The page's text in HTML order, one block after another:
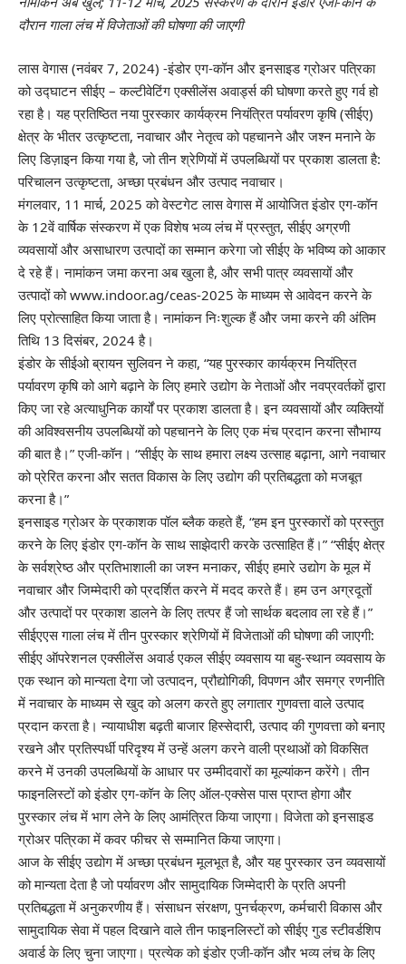
दौरान गाला लंच में विजेताओं की घोषणा की जाएगी
लास वेगास (नवंबर 7, 2024) -इंडोर एग-कॉन और इनसाइड ग्रोअर पत्रिका
को उद्घाटन सीईए – कल्टीवेटिंग एक्सीलेंस अवार्ड्स की घोषणा करते हुए गर्व हो
रहा है। यह प्रतिष्ठित नया पुरस्कार कार्यक्रम नियंत्रित पर्यावरण कृषि (सीईए)
क्षेत्र के भीतर उत्कृष्टता, नवाचार और नेतृत्व को पहचानने और जश्न मनाने के
लिए डिज़ाइन किया गया है, जो तीन श्रेणियों में उपलब्धियों पर प्रकाश डालता है:
परिचालन उत्कृष्टता, अच्छा प्रबंधन और उत्पाद नवाचार।
मंगलवार, 11 मार्च, 2025 को वेस्टगेट लास वेगास में आयोजित इंडोर एग-कॉन
के 12वें वार्षिक संस्करण में एक विशेष भव्य लंच में प्रस्तुत, सीईए अग्रणी
व्यवसायों और असाधारण उत्पादों का सम्मान करेगा जो सीईए के भविष्य को आकार
दे रहे हैं। नामांकन जमा करना अब खुला है, और सभी पात्र व्यवसायों और
उत्पादों को www.indoor.ag/ceas-2025 के माध्यम से आवेदन करने के
लिए प्रोत्साहित किया जाता है। नामांकन निःशुल्क हैं और जमा करने की अंतिम
तिथि 13 दिसंबर, 2024 है।
इंडोर के सीईओ ब्रायन सुलिवन ने कहा, “यह पुरस्कार कार्यक्रम नियंत्रित
पर्यावरण कृषि को आगे बढ़ाने के लिए हमारे उद्योग के नेताओं और नवप्रवर्तकों द्वारा
किए जा रहे अत्याधुनिक कार्यों पर प्रकाश डालता है। इन व्यवसायों और व्यक्तियों
की अविश्वसनीय उपलब्धियों को पहचानने के लिए एक मंच प्रदान करना सौभाग्य
की बात है।” एजी-कॉन। “सीईए के साथ हमारा लक्ष्य उत्साह बढ़ाना, आगे नवाचार
को प्रेरित करना और सतत विकास के लिए उद्योग की प्रतिबद्धता को मजबूत
करना है।”
इनसाइड ग्रोअर के प्रकाशक पॉल ब्लैक कहते हैं, “हम इन पुरस्कारों को प्रस्तुत
करने के लिए इंडोर एग-कॉन के साथ साझेदारी करके उत्साहित हैं।” “सीईए क्षेत्र
के सर्वश्रेष्ठ और प्रतिभाशाली का जश्न मनाकर, सीईए हमारे उद्योग के मूल में
नवाचार और जिम्मेदारी को प्रदर्शित करने में मदद करते हैं। हम उन अग्रदूतों
और उत्पादों पर प्रकाश डालने के लिए तत्पर हैं जो सार्थक बदलाव ला रहे हैं।”
सीईएएस गाला लंच में तीन पुरस्कार श्रेणियों में विजेताओं की घोषणा की जाएगी:
सीईए ऑपरेशनल एक्सीलेंस अवार्ड एकल सीईए व्यवसाय या बहु-स्थान व्यवसाय के
एक स्थान को मान्यता देगा जो उत्पादन, प्रौद्योगिकी, विपणन और समग्र रणनीति
में नवाचार के माध्यम से खुद को अलग करते हुए लगातार गुणवत्ता वाले उत्पाद
प्रदान करता है। न्यायाधीश बढ़ती बाजार हिस्सेदारी, उत्पाद की गुणवत्ता को बनाए
रखने और प्रतिस्पर्धी परिदृश्य में उन्हें अलग करने वाली प्रथाओं को विकसित
करने में उनकी उपलब्धियों के आधार पर उम्मीदवारों का मूल्यांकन करेंगे। तीन
फाइनलिस्टों को इंडोर एग-कॉन के लिए ऑल-एक्सेस पास प्राप्त होगा और
पुरस्कार लंच में भाग लेने के लिए आमंत्रित किया जाएगा। विजेता को इनसाइड
ग्रोअर पत्रिका में कवर फीचर से सम्मानित किया जाएगा।
आज के सीईए उद्योग में अच्छा प्रबंधन मूलभूत है, और यह पुरस्कार उन व्यवसायों
को मान्यता देता है जो पर्यावरण और सामुदायिक जिम्मेदारी के प्रति अपनी
प्रतिबद्धता में अनुकरणीय हैं। संसाधन संरक्षण, पुनर्चक्रण, कर्मचारी विकास और
सामुदायिक सेवा में पहल दिखाने वाले तीन फाइनलिस्टों को सीईए गुड स्टीवर्डशिप
अवार्ड के लिए चुना जाएगा। प्रत्येक को इंडोर एजी-कॉन और भव्य लंच के लिए